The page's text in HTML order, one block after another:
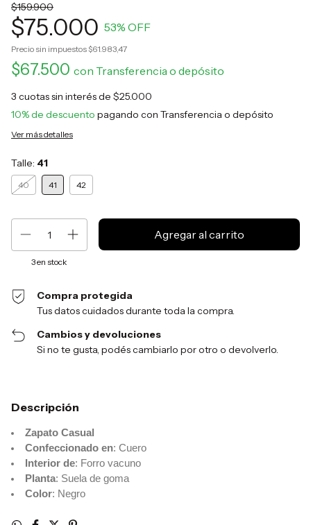
$159.900
$75.000 53% OFF
Precio sin impuestos$61.983,47
$67.500 con Transferencia o depósito
3 cuotas sin interés de $25.000
10% de descuento pagando con Transferencia o depósito
Ver más detalles
Talle: 41
40 41 42
3en stock
Compra protegida
Tus datos cuidados durante toda la compra.
Cambios y devoluciones
Si no te gusta, podés cambiarlo por otro o devolverlo.
Descripción
Zapato Casual
Confeccionado en: Cuero
Interior de: Forro vacuno
Planta: Suela de goma
Color: Negro